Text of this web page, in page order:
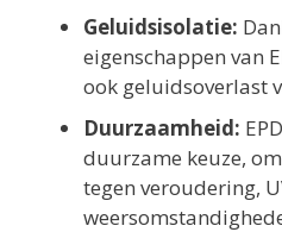
Geluidsisolatie:
eigenschappen van
ook geluidsoverlast
Duurzaamheid:
duurzame keuze,
tegen veroudering,